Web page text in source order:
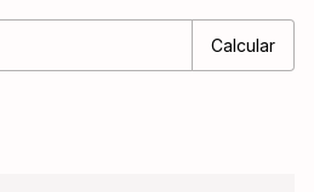
Calcular